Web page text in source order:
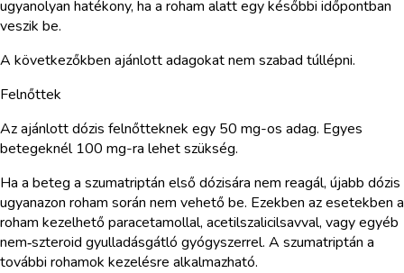
ugyanolyan hatékony, ha a roham alatt egy későbbi időpontban
veszik be.
A következőkben ajánlott adagokat nem szabad túllépni.
Felnőttek
Az ajánlott dózis felnőtteknek egy 50 mg-os adag. Egyes
betegeknél 100 mg-ra lehet szükség.
Ha a beteg a szumatriptán első dózisára nem reagál, újabb dózis
ugyanazon roham során nem vehető be. Ezekben az esetekben a
roham kezelhető paracetamollal, acetilszalicilsavval, vagy egyéb
nem‑szteroid gyulladásgátló gyógyszerrel. A szumatriptán a
további rohamok kezelésre alkalmazható.